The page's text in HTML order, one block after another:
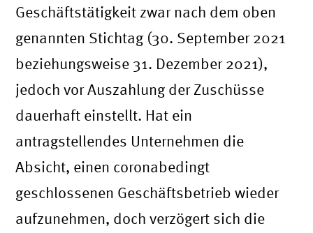
Geschäftstätigkeit zwar nach dem oben
genannten Stichtag (30. September 2021
beziehungsweise 31. Dezember 2021),
jedoch vor Auszahlung der Zuschüsse
dauerhaft einstellt. Hat ein
antragstellendes Unternehmen die
Absicht, einen coronabedingt
geschlossenen Geschäftsbetrieb wieder
aufzunehmen, doch verzögert sich die